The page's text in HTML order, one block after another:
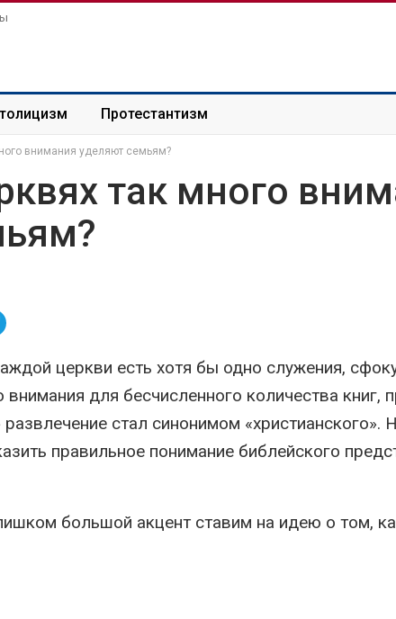
Протестантизм
внимания уделяют семьям?
так много
церкви есть хотя бы одно служения,
для бесчисленного количества книг,
стал синонимом
правильное понимание библейского
большой акцент ставим на идею о том,